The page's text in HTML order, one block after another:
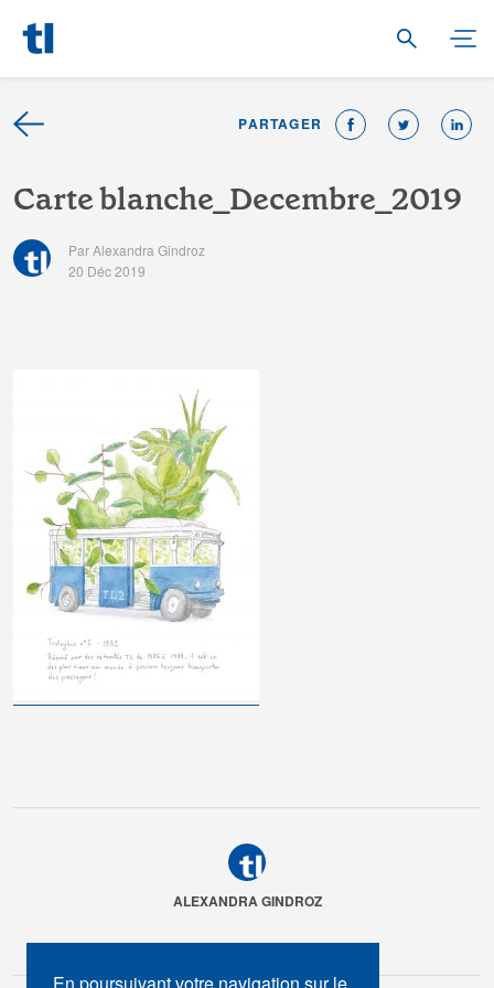
PARTAGER
Carteblanche Decembre 2019
Par Alexandra Gindroz
20 Déc 2019
ALEXANDRA GINDROZ
En poursuivant votre navigation sur le